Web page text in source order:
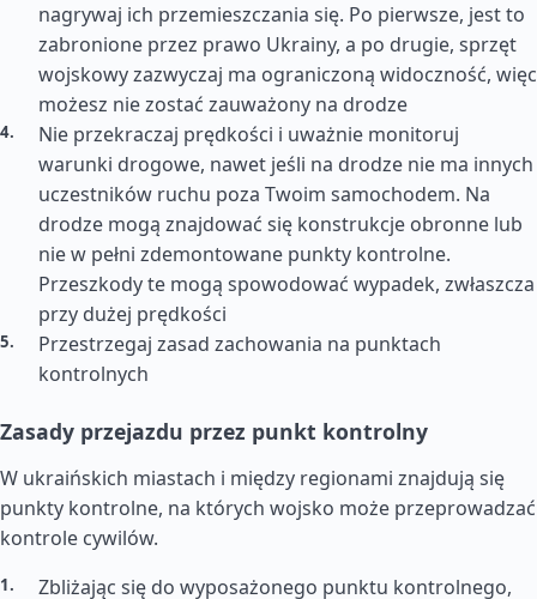
nagrywaj ich przemieszczania się. Po pierwsze, jest to
zabronione przez prawo Ukrainy, a po drugie, sprzęt
wojskowy zazwyczaj ma ograniczoną widoczność, więc
możesz nie zostać zauważony na drodze
Nie przekraczaj prędkości i uważnie monitoruj
warunki drogowe, nawet jeśli na drodze nie ma innych
uczestników ruchu poza Twoim samochodem. Na
drodze mogą znajdować się konstrukcje obronne lub
nie w pełni zdemontowane punkty kontrolne.
Przeszkody te mogą spowodować wypadek, zwłaszcza
przy dużej prędkości
Przestrzegaj zasad zachowania na punktach
kontrolnych
Zasady przejazdu przez punkt kontrolny
W ukraińskich miastach i między regionami znajdują się
punkty kontrolne, na których wojsko może przeprowadzać
kontrole cywilów.
Zbliżając się do wyposażonego punktu kontrolnego,